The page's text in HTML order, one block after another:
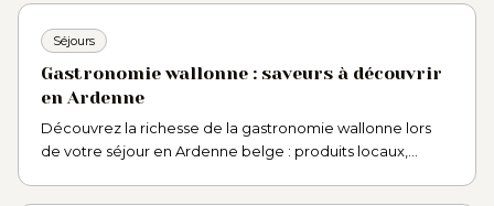
Séjours
Gastronomie wallonne : saveurs à découvrir
en Ardenne
Découvrez la richesse de la gastronomie wallonne lors
de votre séjour en Ardenne belge : produits locaux,